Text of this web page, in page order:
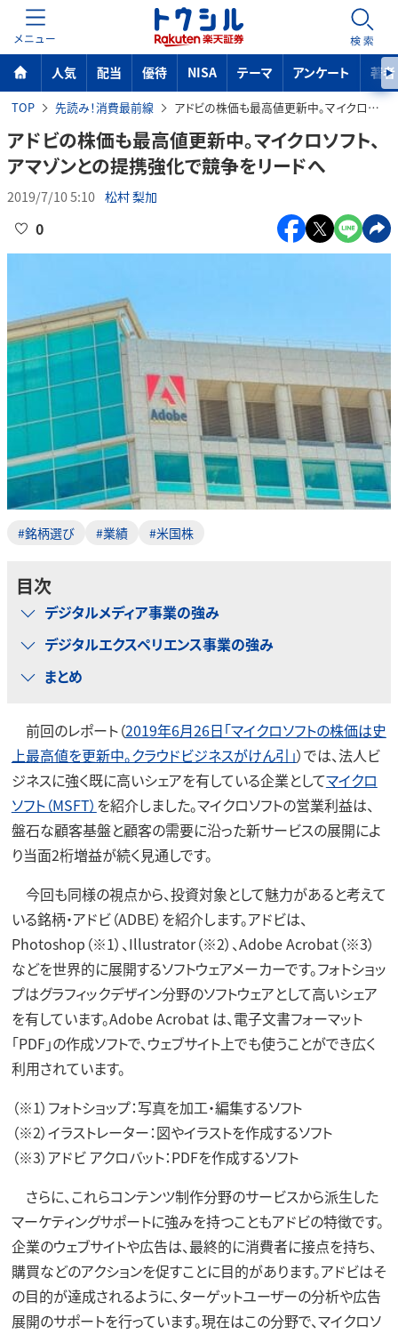
MENU 検索
人気 配当 優待 NISA テーマ アンケート 著者
TOP 先読み！消費最前線 アドビの株価も最高値更新中。マイクロソフト、アマゾンとの提携強化で競争をリードへ
アドビの株価も最高値更新中。マイクロソフト、
アマゾンとの提携強化で競争をリードへ
2019/7/10 5:10 松村 梨加
0
#銘柄選び #業績 #米国株
目次
デジタルメディア事業の強み
デジタルエクスペリエンス事業の強み
まとめ
前回のレポート（2019年6月26日「マイクロソフトの株価は史
上最高値を更新中。クラウドビジネスがけん引」）では、法人ビ
ジネスに強く既に高いシェアを有している企業としてマイクロ
ソフト（MSFT） を紹介しました。マイクロソフトの営業利益は、
盤石な顧客基盤と顧客の需要に沿った新サービスの展開によ
り当面2桁増益が続く見通しです。
今回も同様の視点から、投資対象として魅力があると考えて
いる銘柄・アドビ（ADBE）を紹介します。アドビは、
Photoshop（※1）、Illustrator（※2）、Adobe Acrobat（※3）
などを世界的に展開するソフトウェアメーカーです。フォトショッ
プはグラフィックデザイン分野のソフトウェアとして高いシェア
を有しています。Adobe Acrobat は、電子文書フォーマット
「PDF」の作成ソフトで、ウェブサイト上でも使うことができ広く
利用されています。
（※1）フォトショップ：写真を加工・編集するソフト
（※2）イラストレーター：図やイラストを作成するソフト
（※3）アドビ アクロバット：PDFを作成するソフト
さらに、これらコンテンツ制作分野のサービスから派生した
マーケティングサポートに強みを持つこともアドビの特徴です。
企業のウェブサイトや広告は、最終的に消費者に接点を持ち、
購買などのアクションを促すことに目的があります。アドビはそ
の目的が達成されるように、ターゲットユーザーの分析や広告
展開のサポートを行っています。現在はこの分野で、マイクロソ